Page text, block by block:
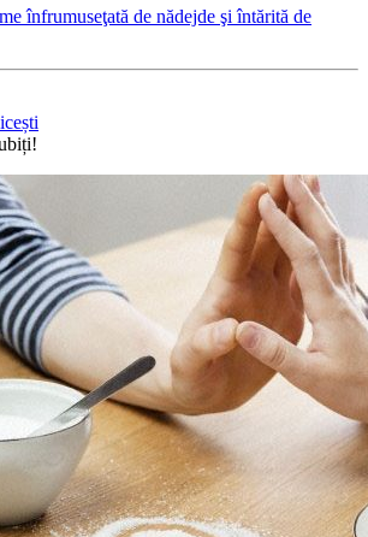
înfrumuseţată de nădejde şi întărită de